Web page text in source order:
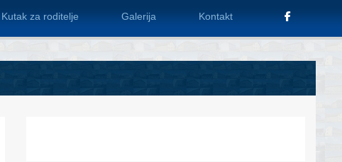
Kutak za roditelje Galerija Kontakt